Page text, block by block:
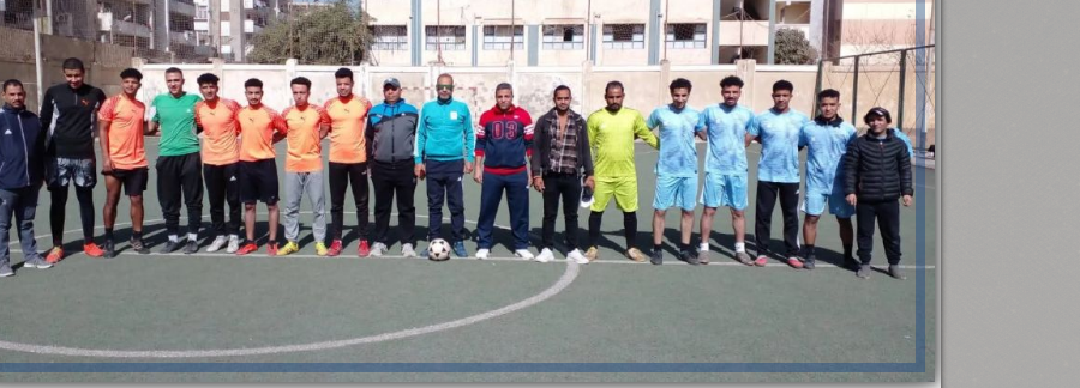
الدواء المصرية يشن حملة رقابية مكبرة
لضبط المنشآت الطبية المخالفة.....
والحنجرة ينجح في استئصال ورم خبيث
جديد بمستشفيات الجامعة... ...